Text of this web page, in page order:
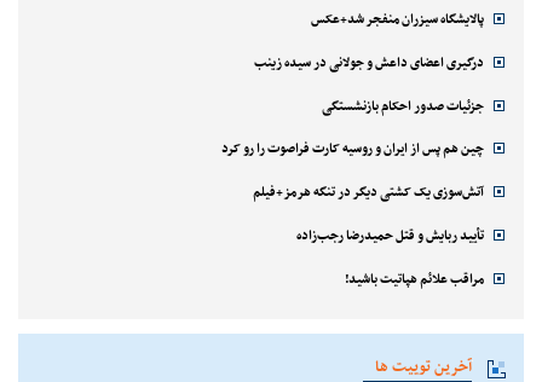
پالایشگاه سیزران منفجر شد+عکس
درگیری اعضای داعش و جولانی در سیده زینب
جزئیات صدور احکام بازنشستگی
چین هم پس از ایران و روسیه کارت فراصوت را رو کرد
آتش‌سوزی یک کشتی دیگر در تنگه هرمز+فیلم
تأیید ربایش و قتل حمیدرضا رجب‌زاده
مراقب علائم هپاتیت باشید!
آخرین توییت ها